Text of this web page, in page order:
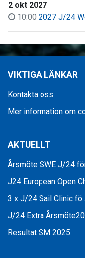
2 okt 2027
10:00 2027 J/24
VIKTIGA LÄNKAR
Kontakta oss
Mer information om
AKTUELLT
Årsmöte SWE J/24
J24 European Open
3 x J/24 Sail Clinic
J/24 Extra
Resultat SM 2025